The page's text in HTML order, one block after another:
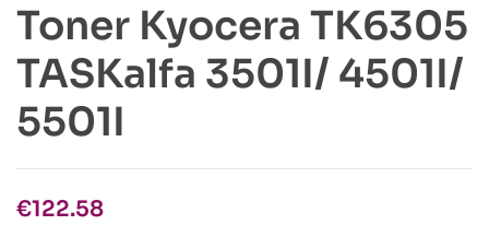
Toner Kyocera TK6305
TASKalfa 3501I/ 4501I/
5501I
€122.58